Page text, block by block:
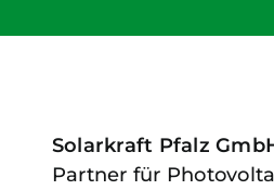
Solarkraft Pfalz
Partner für